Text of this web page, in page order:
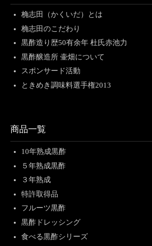
桷志田（かくいだ）とは
桷志田のこだわり
黒酢造り歴50有余年 杜氏赤池力
黒酢醸造所 壷畑について
スポンサード活動
ときめき調味料選手権2013
商品一覧
10年熟成黒酢
５年熟成黒酢
３年熟成
特許取得品
フルーツ黒酢
黒酢ドレッシング
食べる黒酢シリーズ